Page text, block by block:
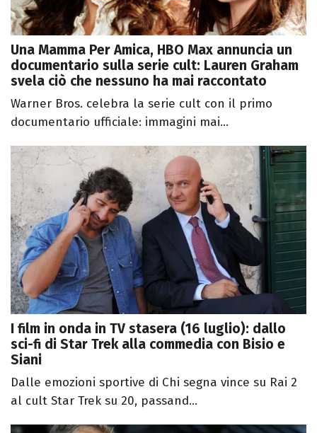
Una Mamma Per Amica, HBO Max annuncia un
documentario sulla serie cult: Lauren Graham
svela ciò che nessuno ha mai raccontato
Warner Bros. celebra la serie cult con il primo
documentario ufficiale: immagini mai...
I film in onda in TV stasera (16 luglio): dallo
sci-fi di Star Trek alla commedia con Bisio e
Siani
Dalle emozioni sportive di Chi segna vince su Rai 2
al cult Star Trek su 20, passand...